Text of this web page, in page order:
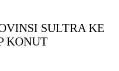
SULTRA KE
KONUT